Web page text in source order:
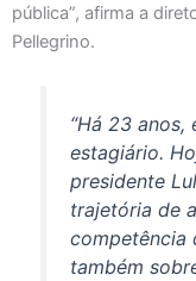
pública”, afirma a
Pellegrino.
“Há 23 anos,
estagiário.
presidente
trajetória de
competência
também